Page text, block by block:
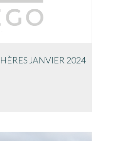
JANVIER 2024